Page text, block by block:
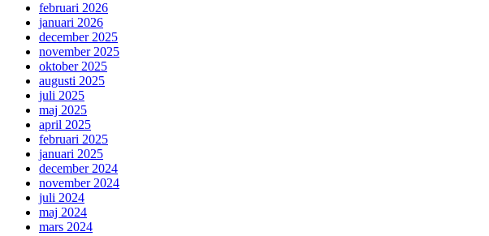
februari 2026
januari 2026
december 2025
november 2025
oktober 2025
augusti 2025
juli 2025
maj 2025
april 2025
februari 2025
januari 2025
december 2024
november 2024
juli 2024
maj 2024
mars 2024